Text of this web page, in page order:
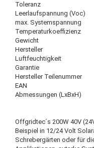
Toleranz
Leerlaufspannung (Voc)
max. Systemspannung
Temperaturkoeffizienz
Gewicht
Hersteller
Luftfeuchtigkeit
Garantie
Hersteller Teilenummer
EAN
Abmessungen (LxBxH)
Offgridtec´s 200W 40V
Beispiel in 12/24 Volt
Schrebergärten oder für